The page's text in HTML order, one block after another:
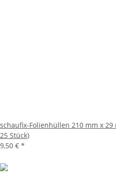
schaufix-Folienhüllen 210 mm x
25 Stück)
9,50 € *